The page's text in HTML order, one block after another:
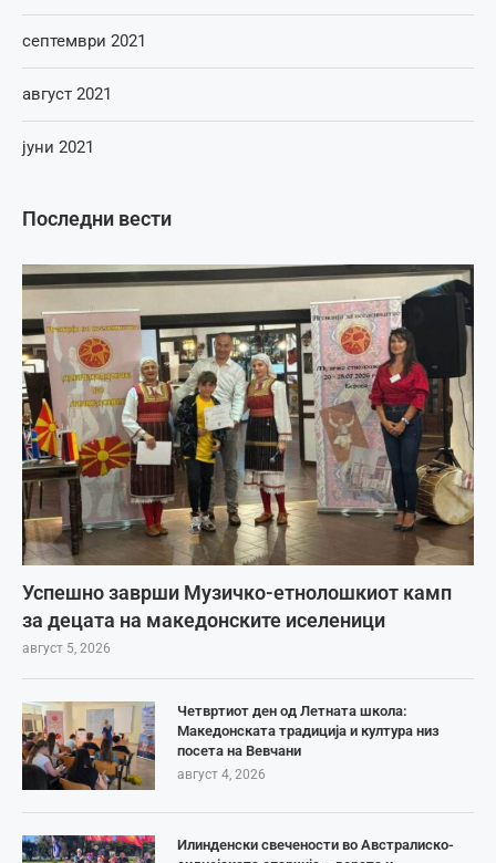
Последни вести
Успешно заврши Музичко-етнолошкиот камп
за децата на македонските иселеници
август 5, 2026
Четвртиот ден од Летната школа:
Македонската традиција и култура низ
посета на Вевчани
август 4, 2026
Илинденски свечености во Австралиско-
септември 2021
август 2021
јуни 2021